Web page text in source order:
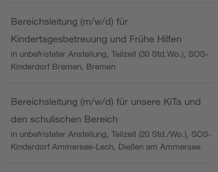
Bereichsleitung (m/w/d) für
Kindertagesbetreuung und Frühe Hilfen
in unbefristeter Anstellung, Teilzeit (30 Std.Wo.), SOS-
Kinderdorf Bremen, Bremen
Bereichsleitung (m/w/d) für unsere KiTa und
den schulischen Bereich
in unbefristeter Anstellung, Teilzeit (20 Std./Wo.), SOS-
Kinderdorf Ammersee-Lech, Dießen am Ammersee